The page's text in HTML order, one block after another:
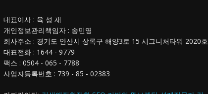
대표이사 : 육 성 재
개인정보관리책임자 : 송민영
회사주소 : 경기도 안산시 상록구 해양3로 15 시그니처타워 2020호
대표전화 : 1644 - 9779
팩스 : 0504 - 065 - 7788
사업자등록번호 : 739 - 85 - 02383